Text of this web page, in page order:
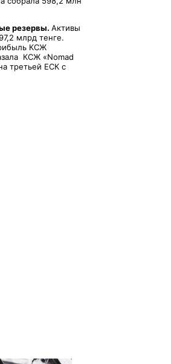
резервы. Активы
млрд тенге.
КСЖ
КСЖ «Nomad
третьей ЕСК с